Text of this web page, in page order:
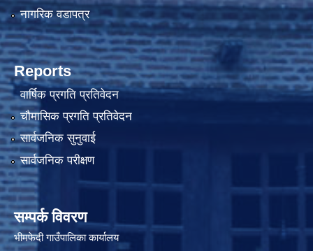
नागरिक वडापत्र
Reports
वार्षिक प्रगति प्रतिवेदन
चौमासिक प्रगति प्रतिवेदन
सार्वजनिक सुनुवाई
सार्वजनिक परीक्षण
सम्पर्क विवरण
भीमफेदी गाउँपालिका कार्यालय